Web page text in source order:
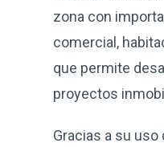
zona con
comercial,
que permite
proyectos
Gracias a su